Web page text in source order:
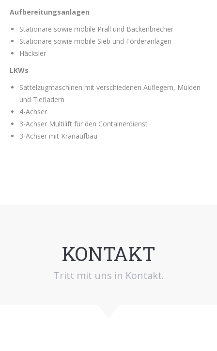
Aufbereitungsanlagen
Stationäre sowie mobile Prall und Backenbrecher
Stationäre sowie mobile Sieb und Förderanlagen
Häcksler
LKWs
Sattelzugmaschinen mit verschiedenen Auflegern, Mulden
und Tiefladern
4-Achser
3-Achser Multilift für den Containerdienst
3-Achser mit Kranaufbau
KONTAKT
Tritt mit uns in Kontakt.